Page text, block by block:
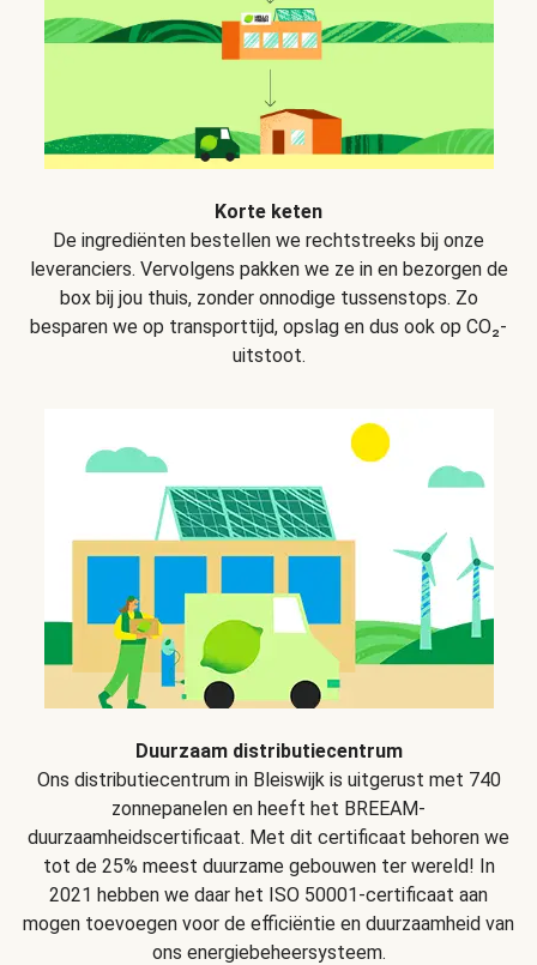
Korte keten
De ingrediënten bestellen we rechtstreeks bij onze
leveranciers. Vervolgens pakken we ze in en bezorgen de
box bij jou thuis, zonder onnodige tussenstops. Zo
besparen we op transporttijd, opslag en dus ook op CO₂-
uitstoot.
Duurzaam distributiecentrum
Ons distributiecentrum in Bleiswijk is uitgerust met 740
zonnepanelen en heeft het BREEAM-
duurzaamheidscertificaat. Met dit certificaat behoren we
tot de 25% meest duurzame gebouwen ter wereld! In
2021 hebben we daar het ISO 50001-certificaat aan
mogen toevoegen voor de efficiëntie en duurzaamheid van
ons energiebeheersysteem.